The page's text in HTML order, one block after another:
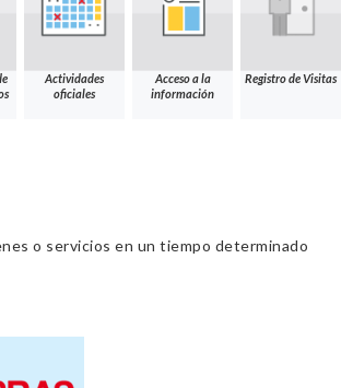
Actividades
oficiales
Acceso a la
información
Registro de Visitas
o servicios en un tiempo determinado